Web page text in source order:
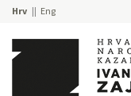
Hrv Eng